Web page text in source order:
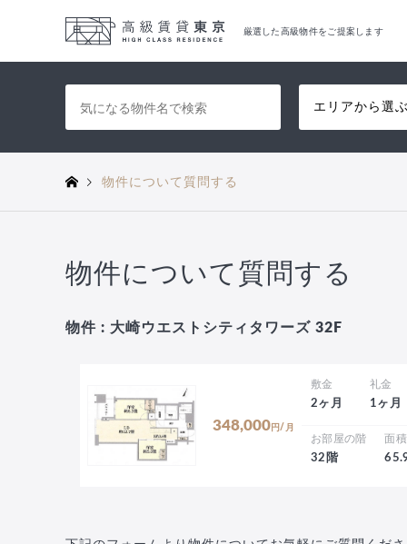
厳選した高級物件をご提案します
エリアから選
物件について質問する
物件について質問する
物件 : 大崎ウエストシティタワーズ 32F
348,000 円/月
敷金
2ヶ月
礼金
1ヶ月
お部屋の階
32階
面積